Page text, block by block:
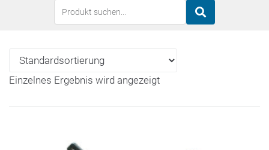
Einzelnes Ergebnis wird angezeigt